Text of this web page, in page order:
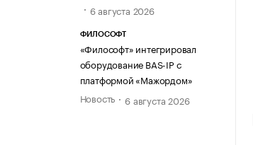
6 августа 2026
ФИЛОСОФТ
«Философт» интегрировал
оборудование BAS-IP с
платформой «Мажордом»
Новость
6 августа 2026